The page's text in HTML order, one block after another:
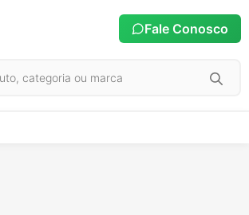
Fale Conosco